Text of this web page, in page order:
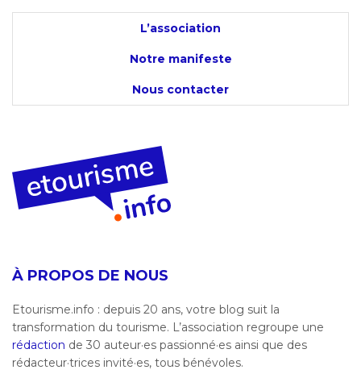
L’association
Notre manifeste
Nous contacter
À PROPOS DE NOUS
Etourisme.info : depuis 20 ans, votre blog suit la
transformation du tourisme. L’association regroupe une
rédaction de 30 auteur·es passionné·es ainsi que des
rédacteur·trices invité·es, tous bénévoles.